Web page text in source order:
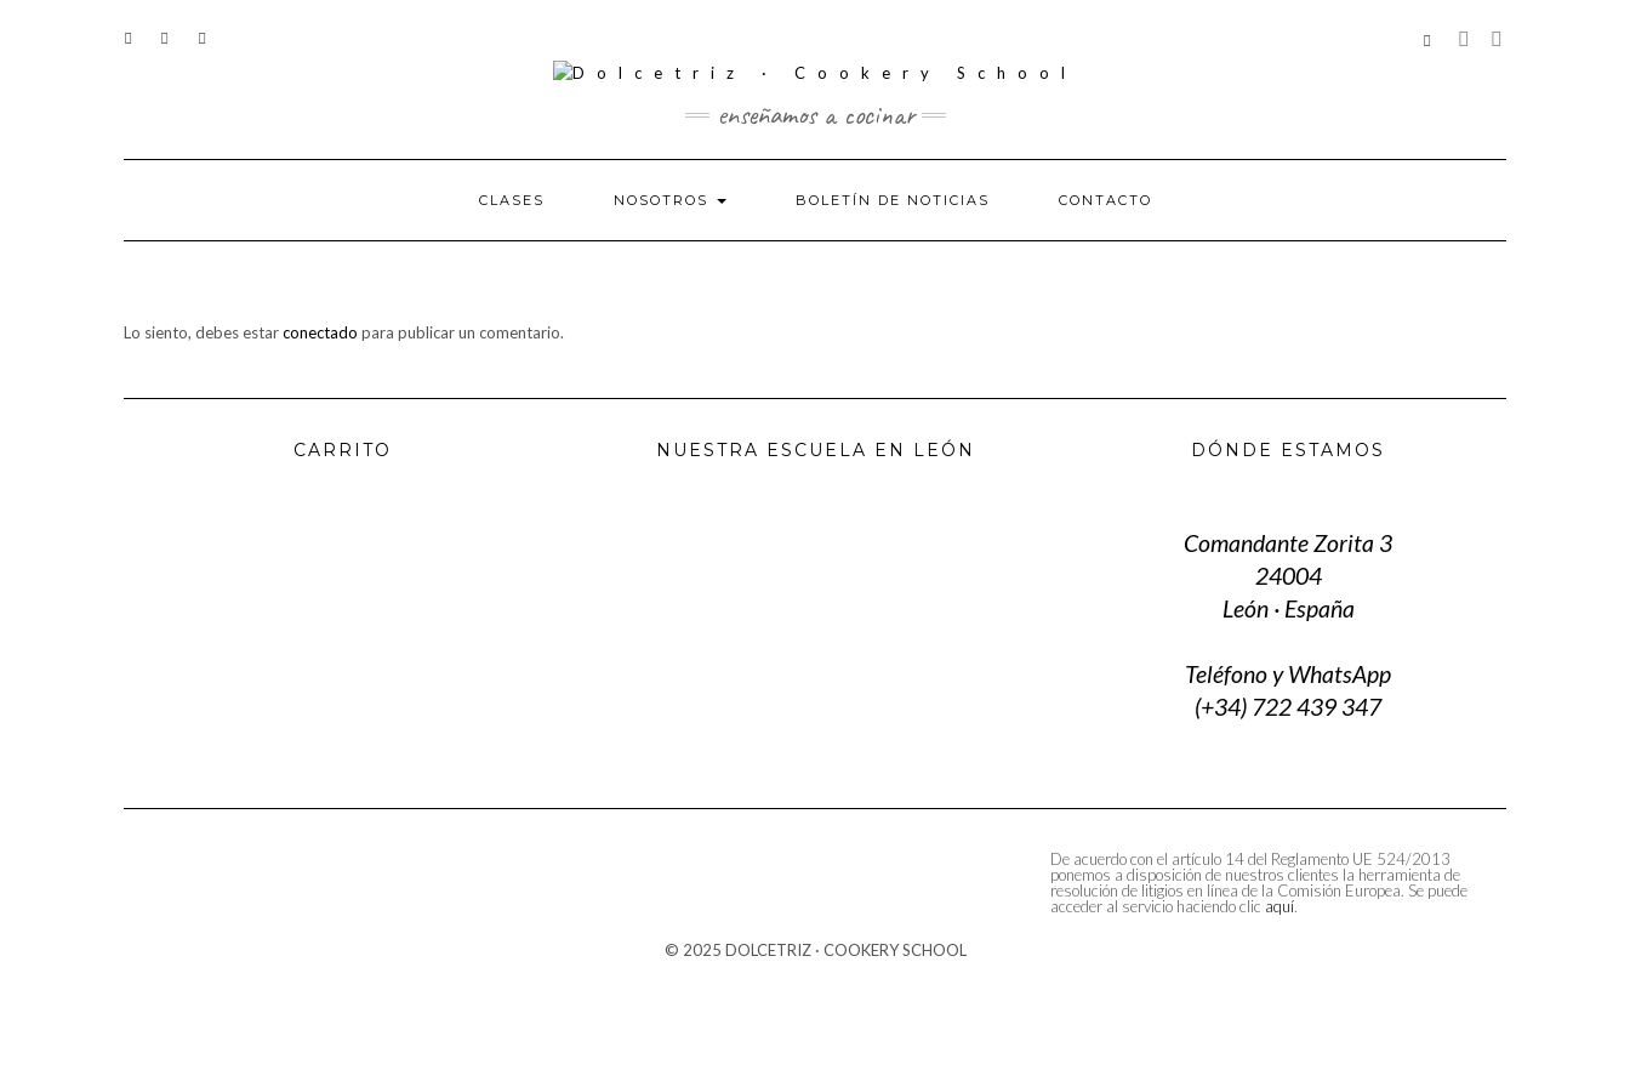
CONTACTO
REDES
SOCIALES
enseñamos a cocinar
CLASES NOSOTROS BOLETÍN DE NOTICIAS CONTACTO
Lo siento, debes estarconectado para publicar un comentario.
CARRITO NUESTRA ESCUELA EN LEÓN DÓNDE ESTAMOS
Comandante Zorita 3
24004
León · España
Teléfono y WhatsApp
(+34) 722 439 347
De acuerdo con el artículo 14 del Reglamento UE 524/2013
ponemos a disposición de nuestros clientes la herramienta de
resolución de litigios en línea de la Comisión Europea. Se puede
acceder al servicio haciendo clic aquí.
© 2025 DOLCETRIZ · COOKERY SCHOOL